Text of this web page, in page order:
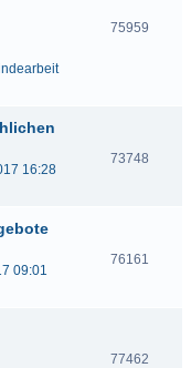
75959
16:28
73748
09:01
76161
77462